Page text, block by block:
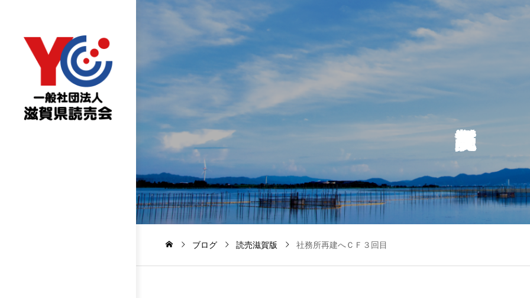
ブログ 読売滋賀版 社務所再建へＣＦ３回目